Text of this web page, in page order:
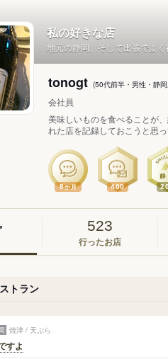
私の好きな店
地元の静岡、そして出張でよく
tonogt (50代前半・男性・静
会社員
美味しいものを食べることが
れた店を記録しておこうと思
8か月 400
523
行ったお店
トラン
焼津 / 天ぷら
すよ